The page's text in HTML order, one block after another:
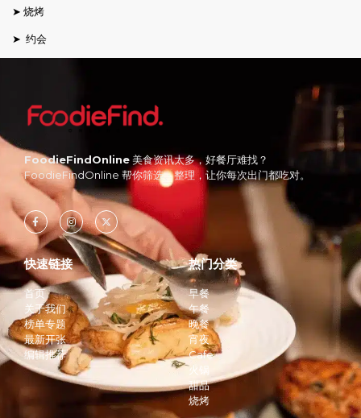
➤ 烧烤
➤ 约会
FoodieFindOnline美食资讯太多，好餐厅难找？
FoodieFindOnline 帮你筛选、整理，让你每次出门都吃对。
快速链接
首页
关于我们
榜单专题
最新开张
编辑推荐
热门分类
早餐
午餐
晚餐
宵夜
Cafe
火锅
甜品
烧烤